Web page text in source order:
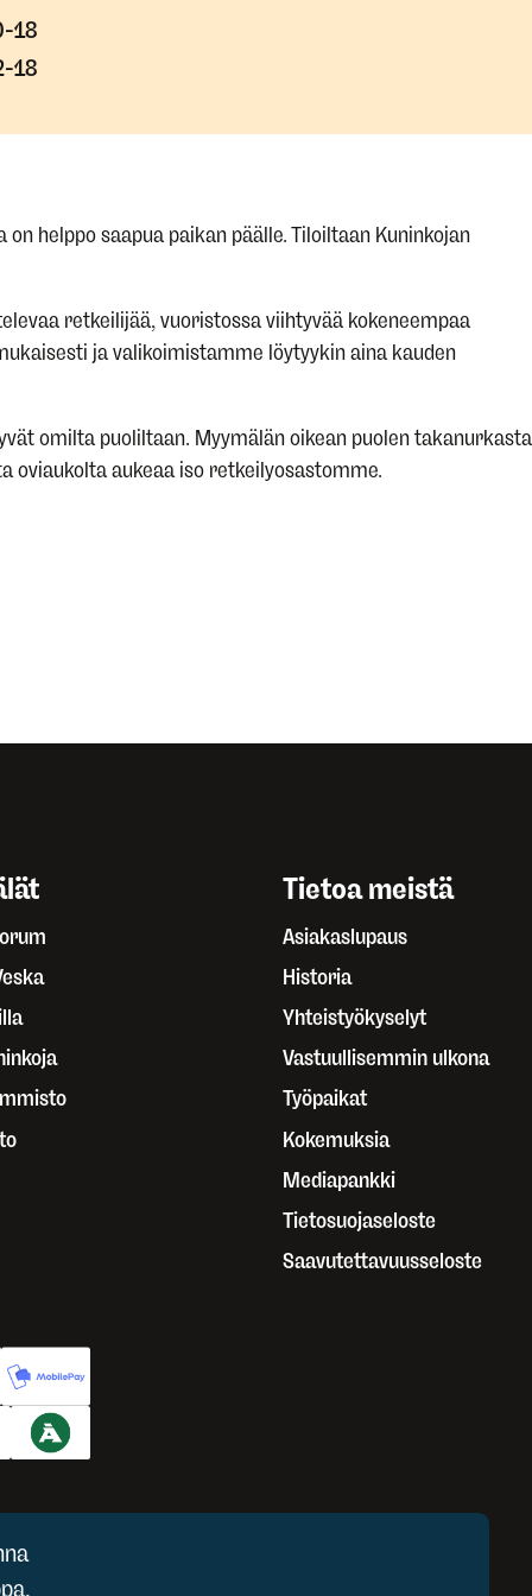
18
18
helppo saapua paikan päälle. Tiloiltaan Kuninkojan
retkeilijää, vuoristossa viihtyvää kokeneempaa
ja valikoimistamme löytyykin aina kauden
omilta puoliltaan. Myymälän oikean puolen takanurkasta
oviaukolta aukeaa iso retkeilyosastomme.
Tietoa meistä
Asiakaslupaus
Historia
Yhteistyökyselyt
Vastuullisemmin ulkona
Työpaikat
Kokemuksia
Mediapankki
Tietosuojaseloste
Saavutettavuusseloste